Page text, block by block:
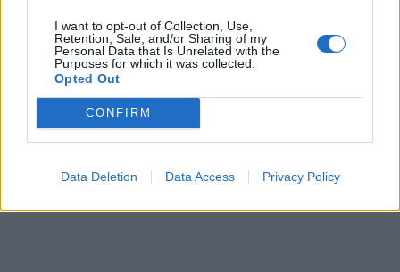
I want to opt-out of Collection, Use,
Retention, Sale, and/or Sharing of my
Personal Data that Is Unrelated with the
Purposes for which it was collected.
Opted Out
CONFIRM
Data Deletion Data Access Privacy Policy